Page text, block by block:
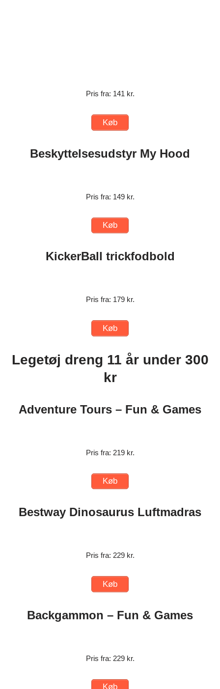
Pris fra: 141 kr.
Køb
Beskyttelsesudstyr My Hood
Pris fra: 149 kr.
Køb
KickerBall trickfodbold
Pris fra: 179 kr.
Køb
Legetøj dreng 11 år under 300
kr
Adventure Tours – Fun & Games
Pris fra: 219 kr.
Køb
Bestway Dinosaurus Luftmadras
Pris fra: 229 kr.
Køb
Backgammon – Fun & Games
Pris fra: 229 kr.
Køb